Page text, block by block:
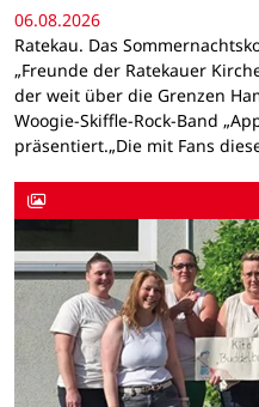
06.08.2026
Ratekau. Das
„Freunde der Ratekauer
der weit über die Grenzen
Woogie-Skiffle-Rock-Band
präsentiert.„Die mit Fans